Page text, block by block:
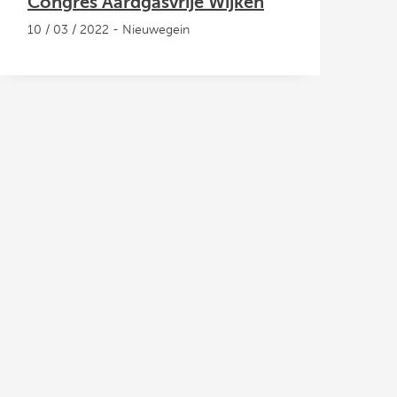
10 / 03 / 2022 - Nieuwegein